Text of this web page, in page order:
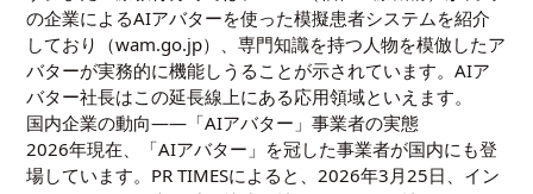
の企業によるAIアバターを使った模擬患者システムを紹介
しており（wam.go.jp）、専門知識を持つ人物を模倣したア
バターが実務的に機能しうることが示されています。AIア
バター社長はこの延長線上にある応用領域といえます。
国内企業の動向——「AIアバター」事業者の実態
2026年現在、「AIアバター」を冠した事業者が国内にも登
場しています。PR TIMESによると、2026年3月25日、イン